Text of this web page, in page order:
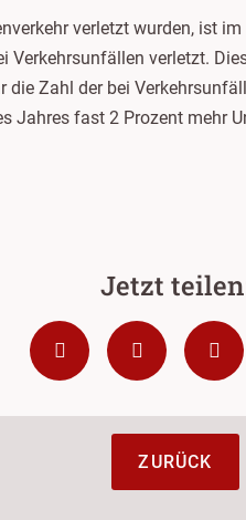
verletzt wurden, ist
verletzt.
Zahl der bei
Jahres fast 2 Prozent mehr
ZURÜCK